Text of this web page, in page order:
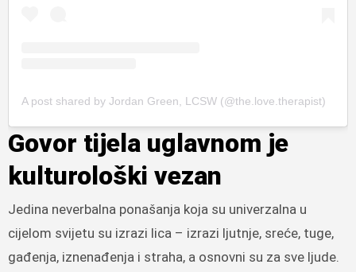
A post shared by Jordan Green, LCSW (@the.love.therapist)
Govor tijela uglavnom je
kulturološki vezan
Jedina neverbalna ponašanja koja su univerzalna u
cijelom svijetu su izrazi lica – izrazi ljutnje, sreće, tuge,
gađenja, iznenađenja i straha, a osnovni su za sve ljude.